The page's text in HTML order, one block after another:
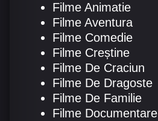
Filme Animatie
Filme Aventura
Filme Comedie
Filme Creștine
Filme De Craciun
Filme De Dragoste
Filme De Familie
Filme Documentare